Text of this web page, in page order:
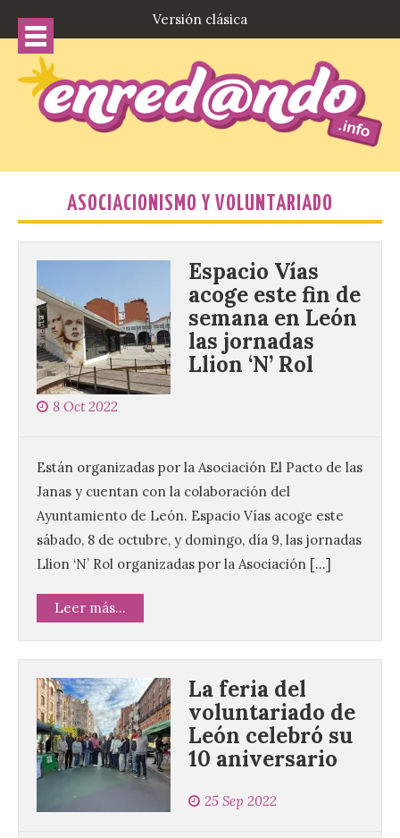
Versión clásica
ASOCIACIONISMO Y VOLUNTARIADO
Espacio Vías
acoge este fin de
semana en León
las jornadas
Llion ‘N’ Rol
8 Oct 2022
Están organizadas por la Asociación El Pacto de las
Janas y cuentan con la colaboración del
Ayuntamiento de León. Espacio Vías acoge este
sábado, 8 de octubre, y domingo, día 9, las jornadas
Llion ‘N’ Rol organizadas por la Asociación […]
Leer más...
La feria del
voluntariado de
León celebró su
10 aniversario
25 Sep 2022